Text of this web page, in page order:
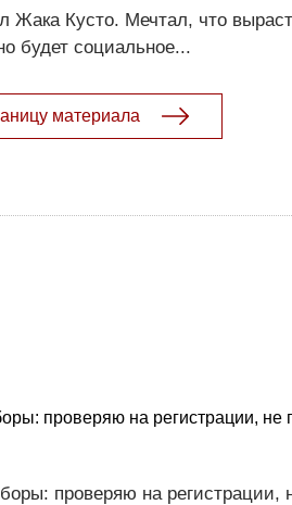
Жака Кусто. Мечтал, что
будет социальное...
материала
проверяю на регистрации,
проверяю на